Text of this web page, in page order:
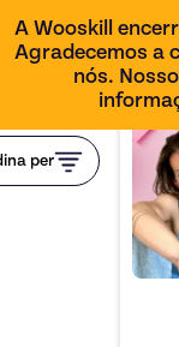
A Wooskill
Agradecemos a
nós.
per